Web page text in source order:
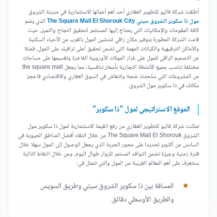
أطلقت شركة فاليو للتطوير العقاري أحد أهم أعمالها الاستثمارية في مدينة الشروق
مول ذا سكوير الشروق سيتي The Square Mall El Shorouk City
الذي يضم
كافة المقومات والإمكانيات التي يحتاج إليها المستثمر لتحقيق النجاح والتميز، حيث
قامت الشركة المطورة بتوفير مكان راقي لتدشين المول بالقرب من الأحياء السكنية
والأماكن الترفيهية والكيانات المهمة التي تضمن تحقيق أعلى ترافيك على المول، فضلا
عن التصميم الراقي للمول على غرار المولات الأوروبية الفاخرة وتقسيمها على مساحات
مختلفة تناسب جميع الأنشطة التجارية بأسعار تنافسية، مما يجعل the square mall
من المشروعات التي ستُحدث ضجة وانتعاش في السوق العقاري والاقتصادي فاحجز
مكانك في ذا سكوير مول الشروق.
الموقع الاستراتيجي لمول "ذا سكوير"
تمكنت شركة فاليو للتطوير العقاري من رفع القيمة الاستثمارية لمول ذا سكوير مول
الشروق The Square Mall El Shorouk من خلال انتقاء أفضل المناطق الحيوية في
السادس من أكتوبر تحديدا على محور الحرية الذي يجعل الوصول إلى المول سهلا خلال
فترة زمنية وجيزة تضمن التوافد المستمر للزوار طوال اليوم، ومن خلال النقاط التالية
سنتعرف على أهم المعالم القريبة من المول والتي تتمثل في:
المسافة بين ذا سكوير الشروق سيتي وطريق السويس
والطريق الأوسطي دقائق.